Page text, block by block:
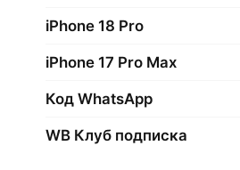
iPhone 18 Pro
iPhone 17 Pro Max
Код WhatsApp
WB Клуб подписка